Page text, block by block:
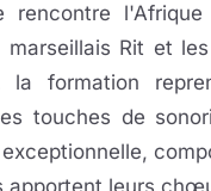
rencontre
Rit et
la formation
touches de
apportent leurs